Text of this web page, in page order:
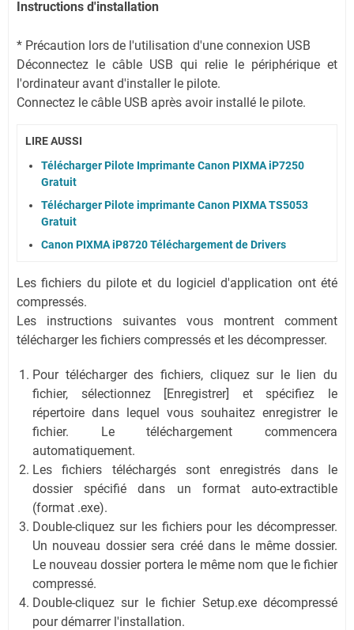
Instructions d'installation
* Précaution lors de l'utilisation d'une connexion USB
Déconnectez le câble USB qui relie le périphérique et
l'ordinateur avant d'installer le pilote.
Connectez le câble USB après avoir installé le pilote.
LIRE AUSSI
Télécharger Pilote Imprimante Canon PIXMA iP7250
Gratuit
Télécharger Pilote imprimante Canon PIXMA TS5053
Gratuit
Canon PIXMA iP8720 Téléchargement de Drivers
Les fichiers du pilote et du logiciel d'application ont été
compressés.
Les instructions suivantes vous montrent comment
télécharger les fichiers compressés et les décompresser.
Pour télécharger des fichiers, cliquez sur le lien du
fichier, sélectionnez [Enregistrer] et spécifiez le
répertoire dans lequel vous souhaitez enregistrer le
fichier. Le téléchargement commencera
automatiquement.
Les fichiers téléchargés sont enregistrés dans le
dossier spécifié dans un format auto-extractible
(format .exe).
Double-cliquez sur les fichiers pour les décompresser.
Un nouveau dossier sera créé dans le même dossier.
Le nouveau dossier portera le même nom que le fichier
compressé.
Double-cliquez sur le fichier Setup.exe décompressé
pour démarrer l'installation.